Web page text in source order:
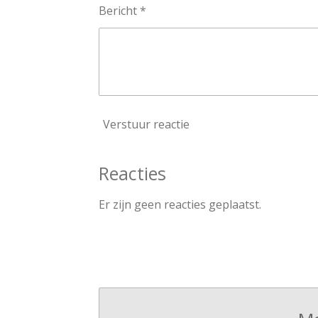
Bericht *
Verstuur reactie
Reacties
Er zijn geen reacties geplaatst.